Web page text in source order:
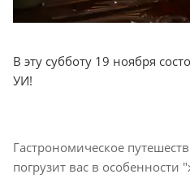
В эту субботу 19 ноября
УИ!
Гастрономическое
погрузит вас в особенности